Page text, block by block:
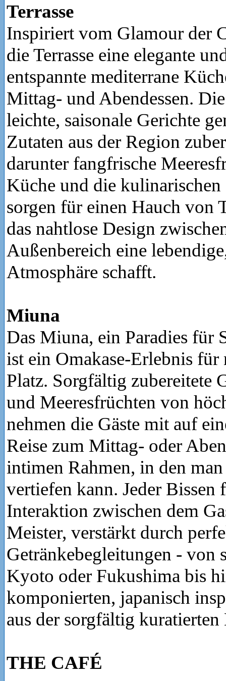
Terrasse
Inspiriert vom Glamour der
die Terrasse eine elegante
entspannte mediterrane
Mittag- und Abendessen.
leichte, saisonale Gerichte
Zutaten aus der Region
darunter fangfrische
Küche und die
sorgen für einen Hauch von
das nahtlose Design
Außenbereich eine
Atmosphäre schafft.
Miuna
Das Miuna, ein Paradies für
ist ein Omakase-Erlebnis für
Platz. Sorgfältig zubereitete
und Meeresfrüchten von
nehmen die Gäste mit auf
Reise zum Mittag- oder
intimen Rahmen, in den
vertiefen kann. Jeder Bissen
Interaktion zwischen dem
Meister, verstärkt durch
Getränkebegleitungen - von
Kyoto oder Fukushima bis
komponierten, japanisch
aus der sorgfältig kuratierten
THE CAFÉ